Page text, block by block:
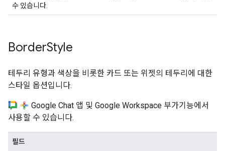
수 있습니다.
BorderStyle
테두리 유형과 색상을 비롯한 카드 또는 위젯의 테두리에 대한
스타일 옵션입니다.
Google Chat 앱 및 Google Workspace 부가기능에서
사용할 수 있습니다.
필드